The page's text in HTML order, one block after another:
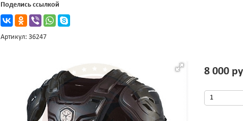
Поделись ссылкой
Артикул: 36247
8 000